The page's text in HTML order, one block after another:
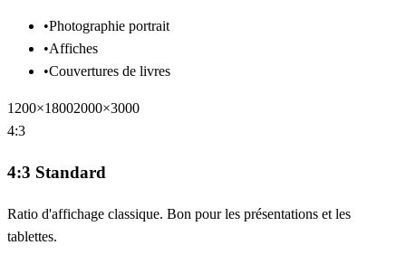
•Photographie portrait
•Affiches
•Couvertures de livres
1200×18002000×3000
4:3
4:3 Standard
Ratio d'affichage classique. Bon pour les présentations et les
tablettes.